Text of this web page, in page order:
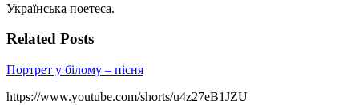
Українська поетеса.
Related Posts
Портрет у білому – пісня
https://www.youtube.com/shorts/u4z27eB1JZU